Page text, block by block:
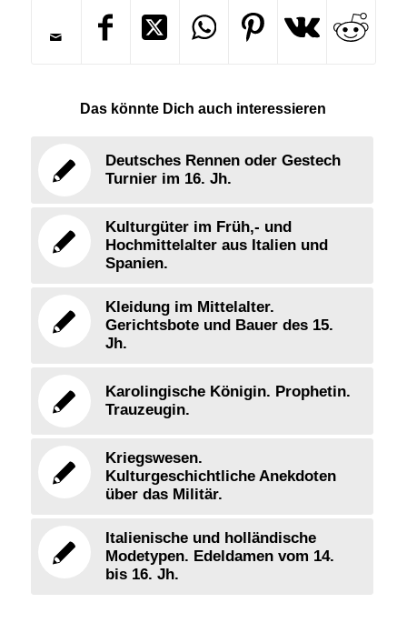
Das könnte Dich auch interessieren
Deutsches Rennen oder Gestech
Turnier im 16. Jh.
Kulturgüter im Früh,- und
Hochmittelalter aus Italien und
Spanien.
Kleidung im Mittelalter.
Gerichtsbote und Bauer des 15.
Jh.
Karolingische Königin. Prophetin.
Trauzeugin.
Kriegswesen.
Kulturgeschichtliche Anekdoten
über das Militär.
Italienische und holländische
Modetypen. Edeldamen vom 14.
bis 16. Jh.